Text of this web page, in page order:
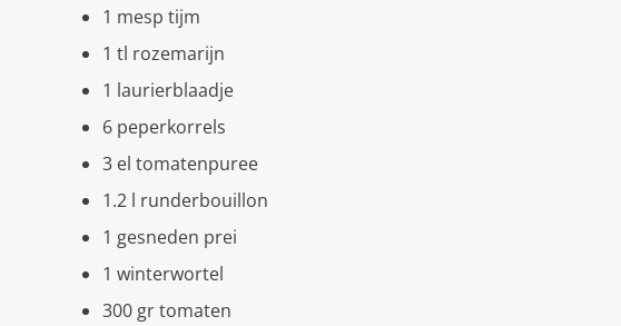
1 mesp tijm
1 tl rozemarijn
1 laurierblaadje
6 peperkorrels
3 el tomatenpuree
1.2 l runderbouillon
1 gesneden prei
1 winterwortel
300 gr tomaten